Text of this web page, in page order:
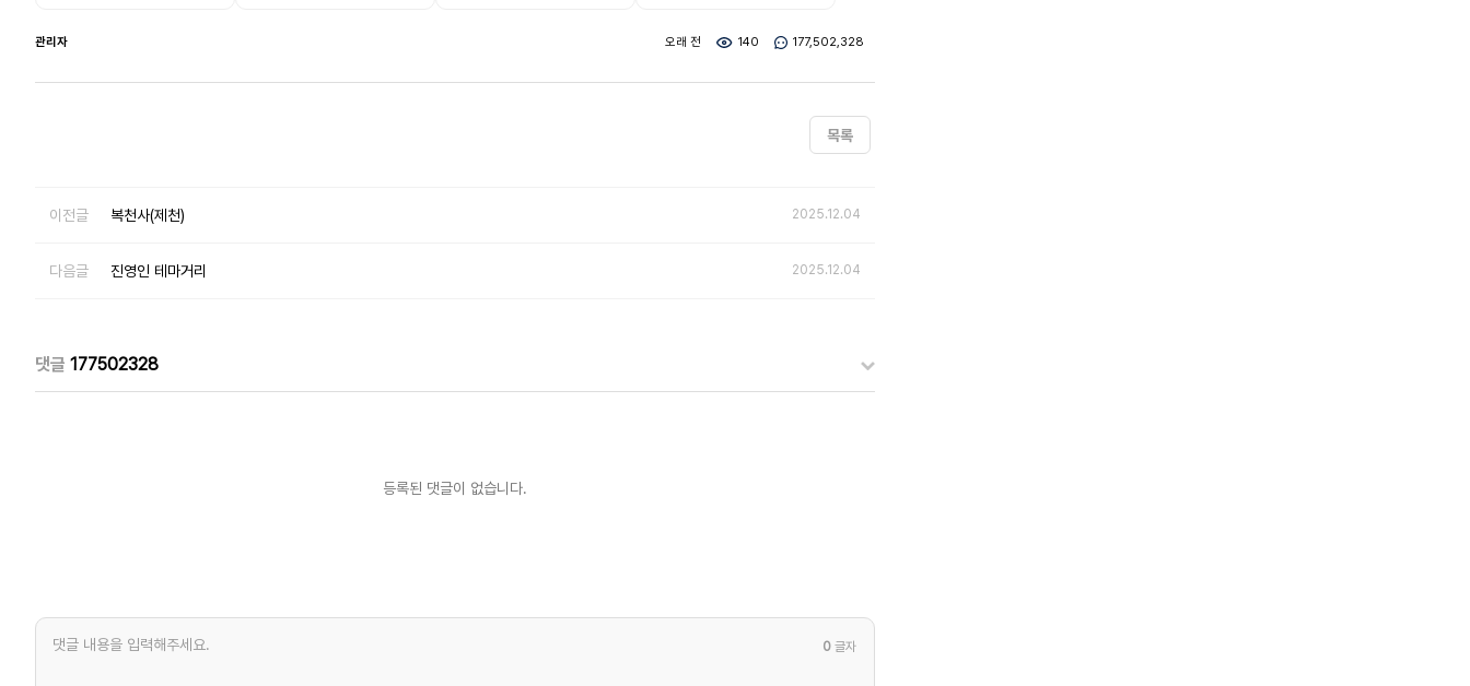
관리자 오래 전 140 177,502,328
목록
이전글 복천사(제천) 2025.12.04
다음글 진영인 테마거리 2025.12.04
댓글 177502328
등록된 댓글이 없습니다.
0 글자